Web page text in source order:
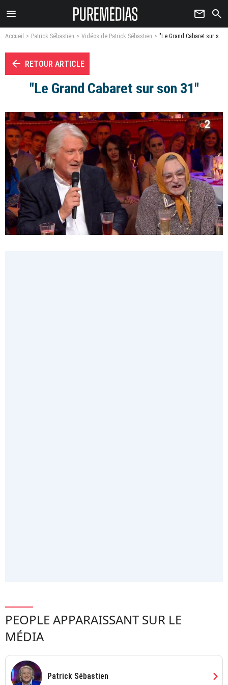
menu newsletter search
Accueil Patrick Sébastien Vidéos de Patrick Sébastien "Le Grand Cabaret sur son 31" - Vidéo
arrow_left RETOUR ARTICLE
"Le Grand Cabaret sur son 31"
PEOPLE APPARAISSANT SUR LE
MÉDIA
Patrick Sébastien chevron_right